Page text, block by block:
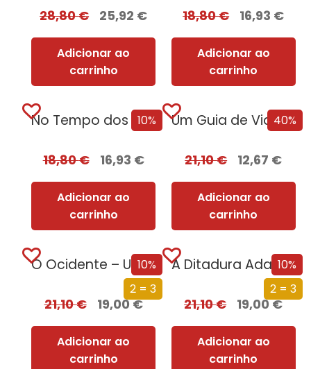
28,80€ 25,92 €
Adicionar ao
carrinho
18,80€ 16,93 €
Adicionar ao
carrinho
10%
No Tempo dos Vikings
18,80€ 16,93 €
Adicionar ao
carrinho
40%
Um Guia de Viagem Pela Idade Média
21,10€ 12,67 €
Adicionar ao
carrinho
10%
2 = 3
O Ocidente – Uma Nova História de um Conceito Milenar
21,10€ 19,00€
Adicionar ao
carrinho
10%
2 = 3
A Ditadura Adaptada ao Século XXI
21,10€ 19,00€
Adicionar ao
carrinho